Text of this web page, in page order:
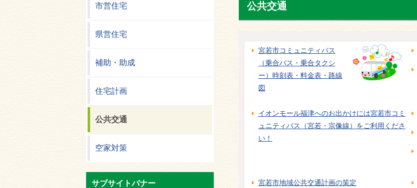
公共交通
宮若市コミュニティバス
（乗合バス・乗合タクシ
ー）時刻表・料金表・路線
図
イオンモール福津へのお出かけには宮若市コミ
ュニティバス（宮若・宗像線）をご利用くださ
い！
宮若市地域公共交通計画の策定
市営住宅
県営住宅
補助・助成
住宅計画
公共交通
空家対策
サブサイトバナー